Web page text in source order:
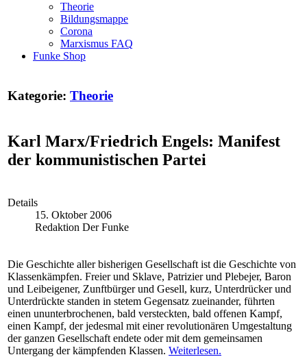
Theorie
Bildungsmappe
Corona
Marxismus FAQ
Funke Shop
Kategorie: Theorie
Karl Marx/Friedrich Engels: Manifest
der kommunistischen Partei
Details
15. Oktober 2006
Redaktion Der Funke
Die Geschichte aller bisherigen Gesellschaft ist die Geschichte von
Klassenkämpfen. Freier und Sklave, Patrizier und Plebejer, Baron
und Leibeigener, Zunftbürger und Gesell, kurz, Unterdrücker und
Unterdrückte standen in stetem Gegensatz zueinander, führten
einen ununterbrochenen, bald versteckten, bald offenen Kampf,
einen Kampf, der jedesmal mit einer revolutionären Umgestaltung
der ganzen Gesellschaft endete oder mit dem gemeinsamen
Untergang der kämpfenden Klassen. Weiterlesen.